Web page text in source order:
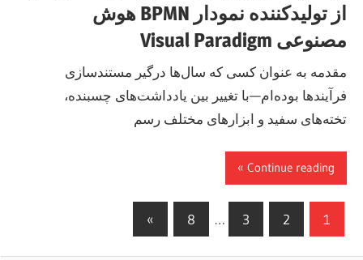
از تولیدکننده نمودار BPMN هوش
مصنوعی Visual Paradigm
مقدمه به عنوان کسی که سال‌ها درگیر مستندسازی
فرآیندها بوده‌ام—با تغییر بین یادداشت‌های چسبنده،
تخته‌های سفید و ابزارهای مختلف رسم
Continue reading
صفحه‌بندی
1
2
3
…
8
Next
Posts
»